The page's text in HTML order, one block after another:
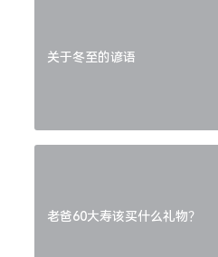
关于冬至的谚语
老爸60大寿该买什么礼物？